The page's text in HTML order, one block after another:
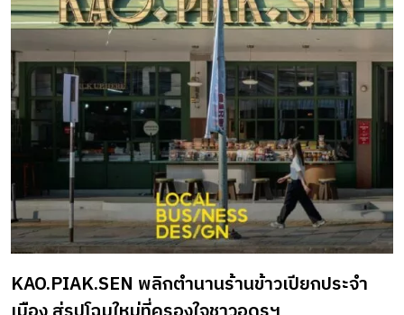
KAO.PIAK.SEN พลิกตำนานร้านข้าวเปียกประจำ